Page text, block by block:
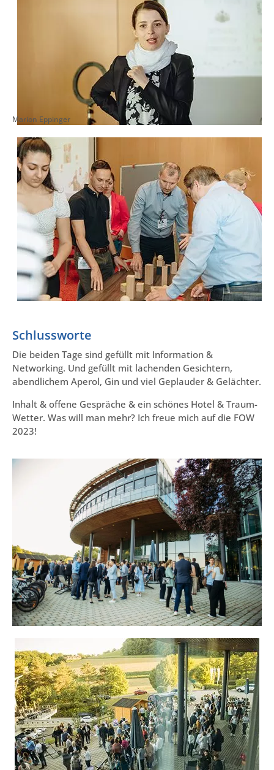
Marion Eppinger
Schlussworte
Die beiden Tage sind gefüllt mit Information &
Networking. Und gefüllt mit lachenden Gesichtern,
abendlichem Aperol, Gin und viel Geplauder & Gelächter.
Inhalt & offene Gespräche & ein schönes Hotel & Traum-
Wetter. Was will man mehr? Ich freue mich auf die FOW
2023!